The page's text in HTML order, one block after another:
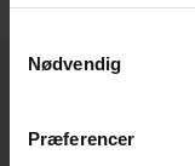
Nødvendig
Præferencer